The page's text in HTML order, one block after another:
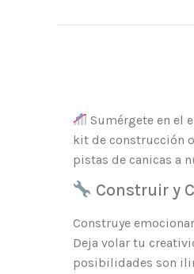
Sumérgete en el
kit de construcción
pistas de canicas a
Construir y
Construye
Deja volar tu
posibilidades son